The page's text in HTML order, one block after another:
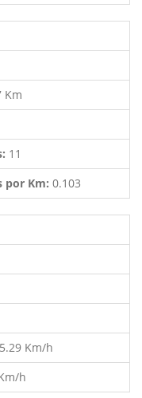
Km
11
por Km: 0.103
Km/h
h